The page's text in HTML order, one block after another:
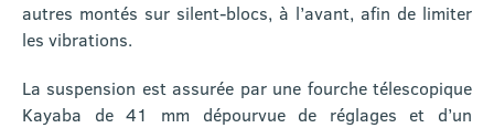
autres montés sur silent-blocs, à l’avant, afin de limiter
les vibrations.
La suspension est assurée par une fourche télescopique
Kayaba de 41 mm dépourvue de réglages et d’un